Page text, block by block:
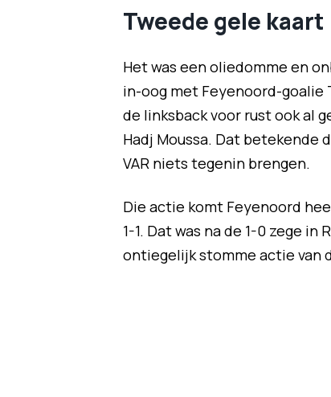
Tweede gele kaart
Het was een oliedomme en
in-oog met Feyenoord-goalie
de linksback voor rust ook al
Hadj Moussa. Dat betekende
VAR niets tegenin brengen.
Die actie komt Feyenoord
1-1. Dat was na de 1-0 zege
ontiegelijk stomme actie van